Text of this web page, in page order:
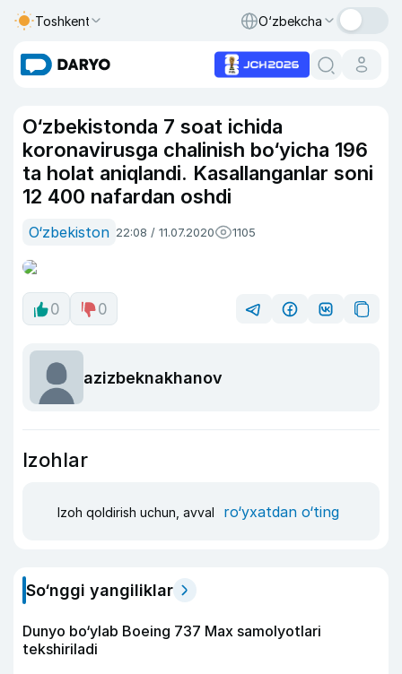
Toshkent O‘zbekcha
O‘zbekistonda 7 soat ichida
koronavirusga chalinish bo‘yicha 196
ta holat aniqlandi. Kasallanganlar soni
12 400 nafardan oshdi
O‘zbekiston 22:08 / 11.07.2020 1105
0 0
azizbeknakhanov
Izohlar
Izoh qoldirish uchun, avval ro‘yxatdan o‘ting
So‘nggi yangiliklar
Dunyo bo‘ylab Boeing 737 Max samolyotlari
tekshiriladi